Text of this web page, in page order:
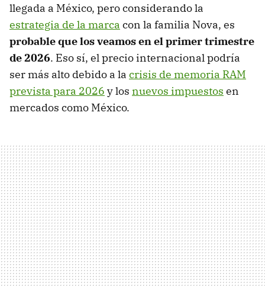
llegada a México, pero considerando la
estrategia de la marca con la familia Nova, es
probable que los veamos en el primer trimestre
de 2026. Eso sí, el precio internacional podría
ser más alto debido a la crisis de memoria RAM
prevista para 2026 y los nuevos impuestos en
mercados como México.